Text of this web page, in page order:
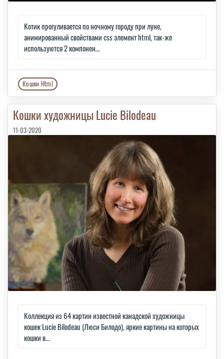
Котик прогуливается по ночному городу при луне,
анимированный свойствами css элемент html, так-же
используются 2 компонен...
Кошки Html
Кошки художницы Lucie Bilodeau
11-03-2020
Коллекция из 64 картин известной канадской художницы
кошек Lucie Bilodeau (Люси Билодо), яркие картины на которых
кошки в...